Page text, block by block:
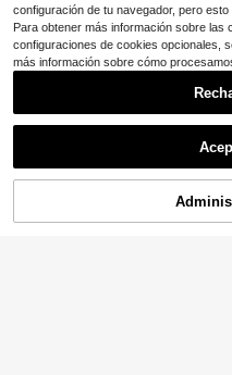
¡33% DE
configuración de tu navegador, pero
Para obtener más información sobre las
configuraciones de cookies opcionales,
más información sobre cómo